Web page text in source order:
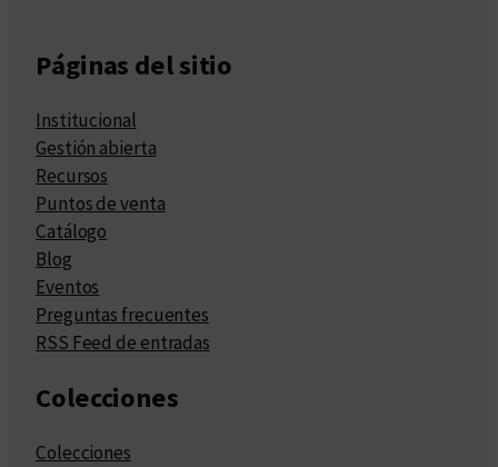
Páginas del sitio
Institucional
Gestión abierta
Recursos
Puntos de venta
Catálogo
Blog
Eventos
Preguntas frecuentes
RSS Feed de entradas
Colecciones
Colecciones